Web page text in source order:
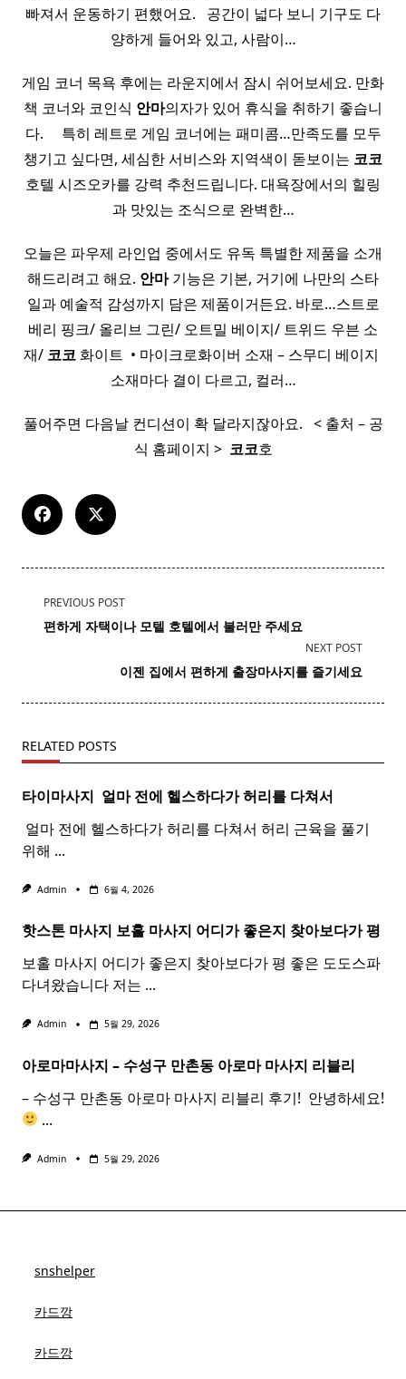
빠져서 운동하기 편했어요. ​ ​ 공간이 넓다 보니 기구도 다
양하게 들어와 있고, 사람이…
게임 코너 목욕 후에는 라운지에서 잠시 쉬어보세요. 만화
책 코너와 코인식 안마의자가 있어 휴식을 취하기 좋습니
다. ​ ​ ​ ​ 특히 레트로 게임 코너에는 패미콤…만족도를 모두
챙기고 싶다면, 세심한 서비스와 지역색이 돋보이는 코코
호텔 시즈오카를 강력 추천드립니다. 대욕장에서의 힐링
과 맛있는 조식으로 완벽한…
오늘은 파우제 라인업 중에서도 유독 특별한 제품을 소개
해드리려고 해요. 안마기능은 기본, 거기에 나만의 스타
일과 예술적 감성까지 담은 제품이거든요. 바로…스트로
베리 핑크/ 올리브 그린/ 오트밀 베이지/ 트위드 우븐 소
재/ 코코 화이트 ​ • 마이크로화이버 소재 – 스무디 베이지 ​
소재마다 결이 다르고, 컬러…
풀어주면 다음날 컨디션이 확 달라지잖아요. ​ ​ < 출처 – 공
식 홈페이지 > ​ 코코호
<span
class="nav-
text">Page</span>
PREVIOUS POST
편하게 자택이나 모텔 호텔에서 불러만 주세요
NEXT POST
이젠 집에서 편하게 출장마사지를 즐기세요
RELATED POSTS
타이마사지 ​ 얼마 전에 헬스하다가 허리를 다쳐서
​ 얼마 전에 헬스하다가 허리를 다쳐서 허리 근육을 풀기
위해 ...
Admin 6월 4, 2026
핫스톤 마사지 보홀 마사지 어디가 좋은지 찾아보다가 평
보홀 마사지 어디가 좋은지 찾아보다가 평 좋은 도도스파
다녀왔습니다 저는 ...
Admin 5월 29, 2026
아로마마사지 – 수성구 만촌동 아로마 마사지 리블리
– 수성구 만촌동 아로마 마사지 리블리 후기! ​ 안녕하세요!
...
Admin 5월 29, 2026
snshelper
카드깡
카드깡